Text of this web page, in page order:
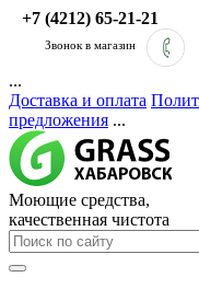
+7 (4212) 65-21-21
Звонок в магазин
...
Доставка и оплата
предложения ...
Моющие средства,
качественная чистота